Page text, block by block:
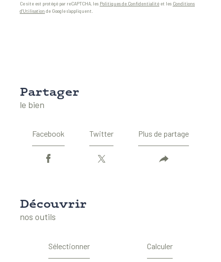
Ce site est protégé par reCAPTCHA, les Politiques de Confidentialité et les Conditions
d'Utilisation de Google s'appliquent.
partager
le bien
Facebook Twitter Plus de partage
découvrir
nos outils
Sélectionner Calculer